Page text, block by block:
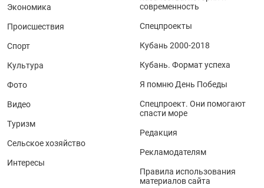
Экономика
Происшествия
Спорт
Культура
Фото
Видео
Туризм
Сельское хозяйство
Интересы
современность
Спецпроекты
Кубань 2000-2018
Кубань. Формат успеха
Я помню День Победы
Спецпроект. Они помогают
спасти море
Редакция
Рекламодателям
Правила использования
материалов сайта